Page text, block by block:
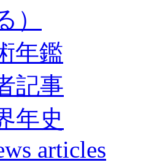
）
年鑑
記事
年史
articles